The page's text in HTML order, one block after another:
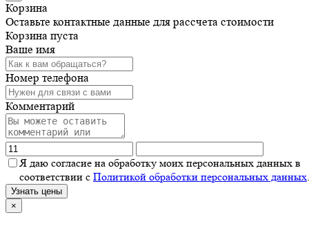
Корзина
Оставьте контактные данные для рассчета стоимости
Корзина пуста
Ваше имя
Номер телефона
Комментарий
Я даю согласие на обработку моих персональных данных в
соответствии с Политикой обработки персональных данных
Узнать цены
×